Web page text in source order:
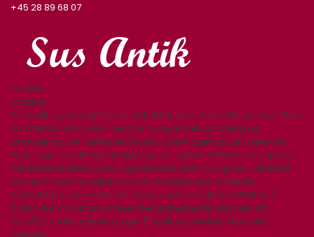
+45 28 89 68 07
Forside
Katalog
Keramik og stentøj Figurer. Kgl. B&G, mm. Varia Glasservice Glas,
Karafler,kander,vaser Specielle og gamle glas Bing og
Grøndahl spise-kaffestel Royal Copenhagen spise-kaffestel
Tyske spise- kaffestel Lyngby spise- kaffestel Rørstrand spise-
kaffestel Desiree spise- og kaffestel Aluminia spise- kaffestel
Kjøbenhavns Porcellains Maleri Arabia spise-kaffestel
Knabstrup spise-kaffestel Diverse spise- kaffestel Platter /
årsklokker/ Årskrus Lamper/belysning Bestik sølvplet, stål
Sølv/Guld Afbilledede bøger Billedkunst Møbler Nyheder